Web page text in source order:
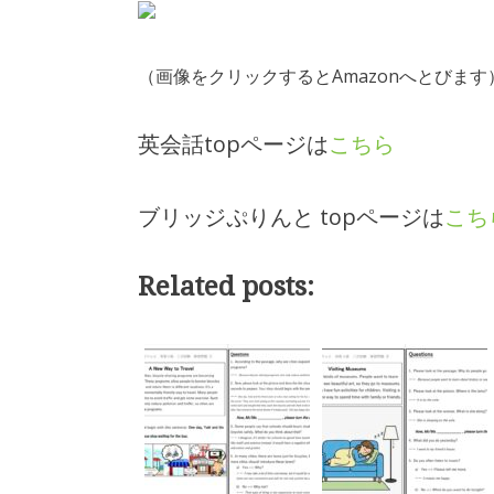
（画像をクリックするとAmazonへとびます
英会話topページはこちら
ブリッジぷりんと topページはこ
Related posts: